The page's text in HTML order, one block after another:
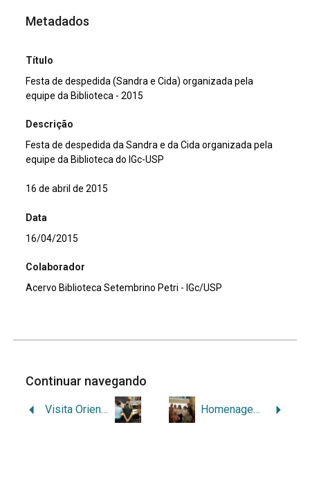
Metadados
Título
Festa de despedida (Sandra e Cida) organizada pela
equipe da Biblioteca - 2015
Descrição
Festa de despedida da Sandra e da Cida organizada pela
equipe da Biblioteca do IGc-USP
16 de abril de 2015
Data
16/04/2015
Colaborador
Acervo Biblioteca Setembrino Petri - IGc/USP
Continuar navegando
Visita Orientada Calouros – LIGEA 2015 Homenagem ao Prof. Dr. Coutinho em comemoração ao Dia do Geólogo – 2015